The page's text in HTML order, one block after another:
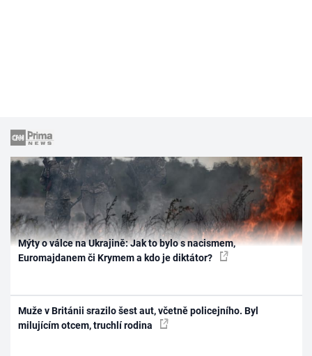
Mýty o válce na Ukrajině: Jak to bylo s nacismem,
Euromajdanem či Krymem a kdo je diktátor?
Muže v Británii srazilo šest aut, včetně policejního. Byl
milujícím otcem, truchlí rodina